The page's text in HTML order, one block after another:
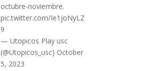
octubre-noviembre.
pic.twitter.com/Ie1joNyLZ
9
— Utopicos Play usc
(@Utopicos_usc) October
5, 2023